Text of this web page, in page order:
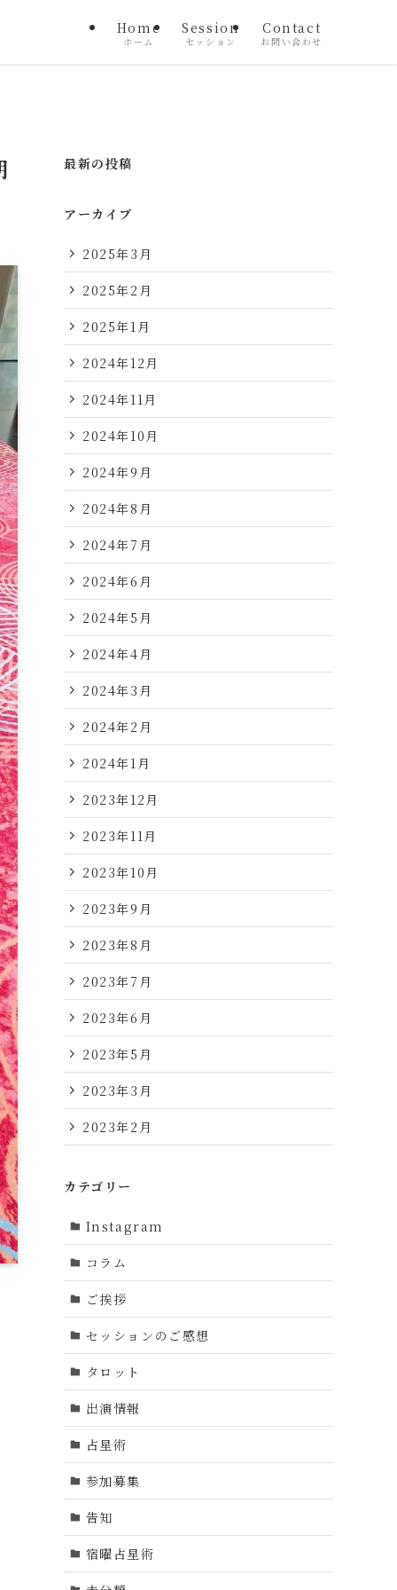
Home
ホーム
Session
セッション
Contact
お問い合わせ
最新の投稿
アーカイブ
2025年3月
2025年2月
2025年1月
2024年12月
2024年11月
2024年10月
2024年9月
2024年8月
2024年7月
2024年6月
2024年5月
2024年4月
2024年3月
2024年2月
2024年1月
2023年12月
2023年11月
2023年10月
2023年9月
2023年8月
2023年7月
2023年6月
2023年5月
2023年3月
2023年2月
カテゴリー
Instagram
コラム
ご挨拶
セッションのご感想
タロット
出演情報
占星術
参加募集
告知
宿曜占星術